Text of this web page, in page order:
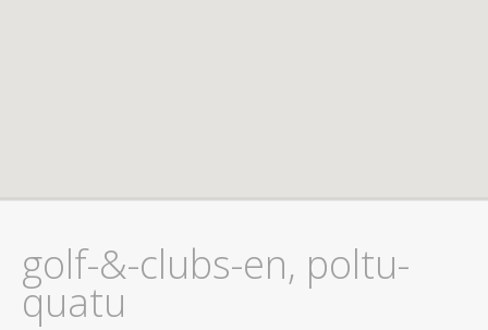
golf-&-clubs-en, poltu-
quatu